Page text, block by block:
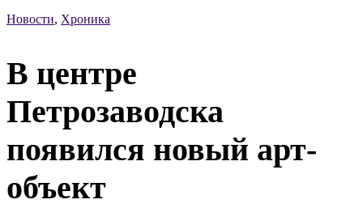
Новости, Хроника
В центре
Петрозаводска
появился новый арт-
объект